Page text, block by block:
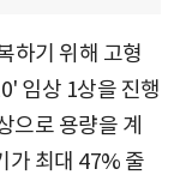
하기 위해 고형
임상 1상을 진행
으로 용량을 계
가 최대 47% 줄